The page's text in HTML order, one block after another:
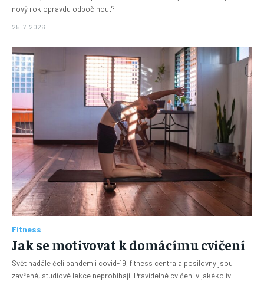
nový rok opravdu odpočinout?
25. 7. 2026
Fitness
Jak se motivovat k domácímu cvičení
Svět nadále čelí pandemii covid-19, fitness centra a posilovny jsou
zavřené, studiové lekce neprobíhají. Pravidelné cvičení v jakékoliv